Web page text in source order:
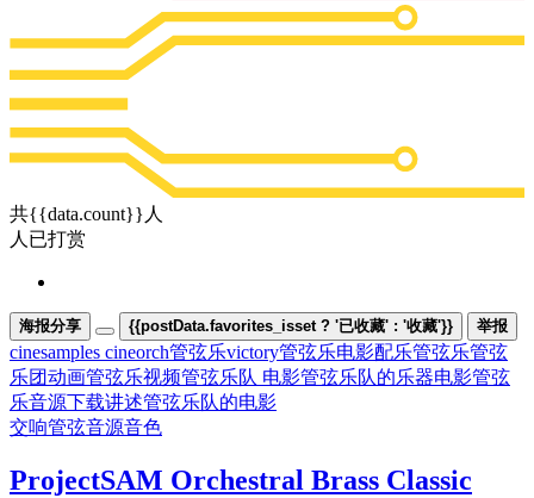
共{{data.count}}人
人已打赏
海报分享 {{postData.favorites_isset ? '已收藏' : '收藏'}} 举报
cinesamples cineorch管弦乐victory管弦乐电影配乐管弦乐管弦
乐团动画管弦乐视频管弦乐队 电影管弦乐队的乐器电影管弦
乐音源下载讲述管弦乐队的电影
交响管弦音源音色
ProjectSAM Orchestral Brass Classic